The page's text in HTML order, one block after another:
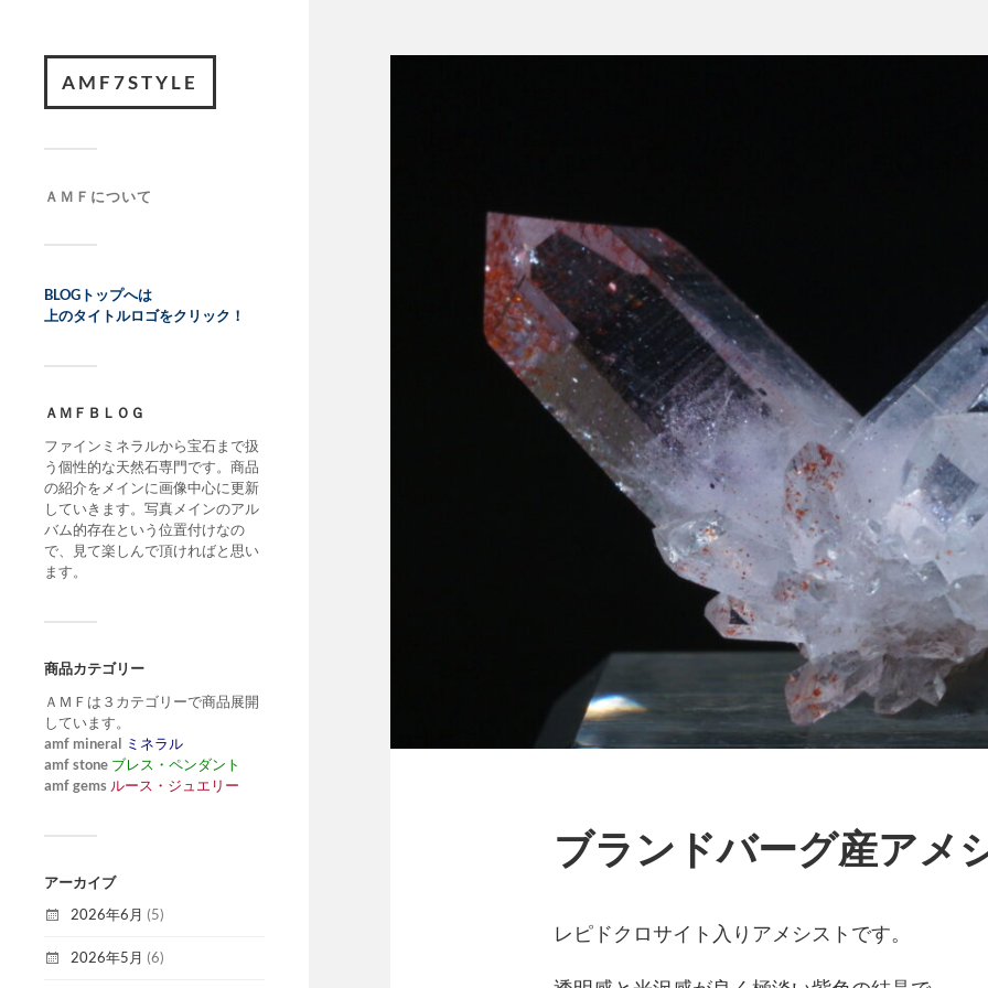
AMF7STYLE
ＡＭＦについて
BLOGトップへは
上のタイトルロゴをクリック！
ＡＭＦＢＬＯＧ
ファインミネラルから宝石まで扱
う個性的な天然石専門です。商品
の紹介をメインに画像中心に更新
していきます。写真メインのアル
バム的存在という位置付けなの
で、見て楽しんで頂ければと思い
ます。
商品カテゴリー
ＡＭＦは３カテゴリーで商品展開
しています。
amf mineral ミネラル
amf stone ブレス・ペンダント
amf gems ルース・ジュエリー
アーカイブ
2026年6月 (5)
2026年5月 (6)
ブランドバーグ産アメ
レピドクロサイト入りアメシストです。